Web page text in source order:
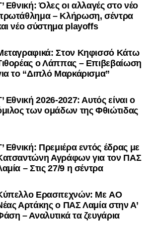
στοGoogle Newsγια να
το lamiara.gr στο
και στοInstagram για να
dt όλα τα νέα.
Εθνική: Όλες οι αλλαγές στο νέο
– Κλήρωση, σέντρα
νέο σύστημα playoffs
Στον Κηφισσό Κάτω
ο Λάππας – Επιβεβαίωση
το “Διπλό Μαρκάρισμα”
Εθνική 2026-2027: Αυτός είναι ο
των ομάδων της Φθιώτιδας
Εθνική: Πρεμιέρα εντός έδρας με
Αγράφων για τον ΠΑΣ
– Στις 27/9 η σέντρα
Ερασιτεχνών: Με AO
Αρτάκης ο ΠΑΣ Λαμία στην Α’
– Αναλυτικά τα ζευγάρια